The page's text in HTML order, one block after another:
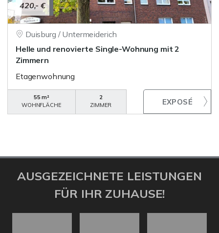
420,- €
Duisburg / Untermeiderich
Helle und renovierte Single-Wohnung mit 2
Zimmern
Etagenwohnung
55 m²
WOHNFLÄCHE
2
ZIMMER
AUSGEZEICHNETE LEISTUNGEN
FÜR IHR ZUHAUSE!